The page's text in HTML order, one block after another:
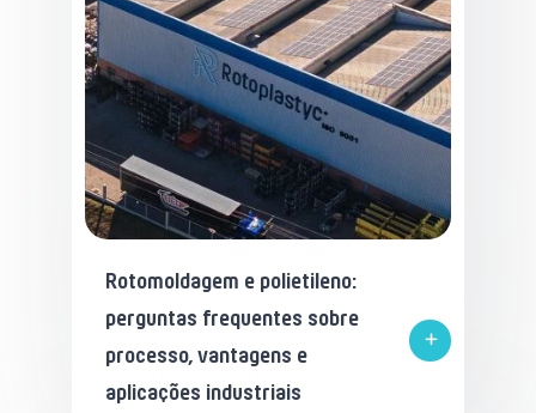
Rotomoldagem e polietileno:
perguntas frequentes sobre
processo, vantagens e
aplicações industriais